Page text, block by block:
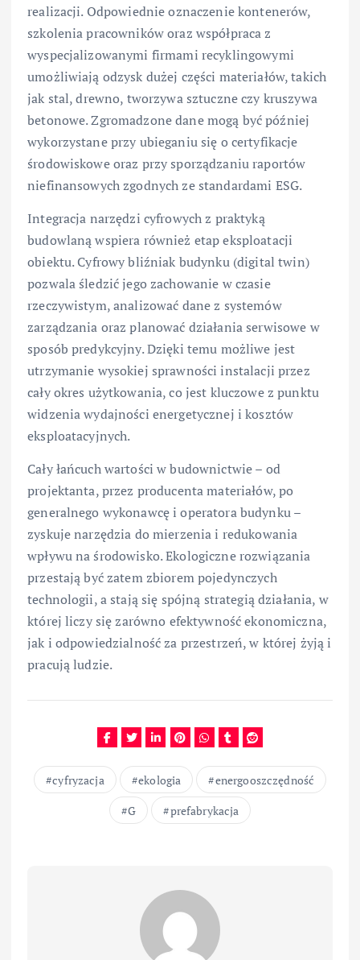
realizacji. Odpowiednie oznaczenie kontenerów,
szkolenia pracowników oraz współpraca z
wyspecjalizowanymi firmami recyklingowymi
umożliwiają odzysk dużej części materiałów, takich
jak stal, drewno, tworzywa sztuczne czy kruszywa
betonowe. Zgromadzone dane mogą być później
wykorzystane przy ubieganiu się o certyfikacje
środowiskowe oraz przy sporządzaniu raportów
niefinansowych zgodnych ze standardami ESG.
Integracja narzędzi cyfrowych z praktyką
budowlaną wspiera również etap eksploatacji
obiektu. Cyfrowy bliźniak budynku (digital twin)
pozwala śledzić jego zachowanie w czasie
rzeczywistym, analizować dane z systemów
zarządzania oraz planować działania serwisowe w
sposób predykcyjny. Dzięki temu możliwe jest
utrzymanie wysokiej sprawności instalacji przez
cały okres użytkowania, co jest kluczowe z punktu
widzenia wydajności energetycznej i kosztów
eksploatacyjnych.
Cały łańcuch wartości w budownictwie – od
projektanta, przez producenta materiałów, po
generalnego wykonawcę i operatora budynku –
zyskuje narzędzia do mierzenia i redukowania
wpływu na środowisko. Ekologiczne rozwiązania
przestają być zatem zbiorem pojedynczych
technologii, a stają się spójną strategią działania, w
której liczy się zarówno efektywność ekonomiczna,
jak i odpowiedzialność za przestrzeń, w której żyją i
pracują ludzie.
cyfryzacja ekologia
energooszczędność
G
prefabrykacja